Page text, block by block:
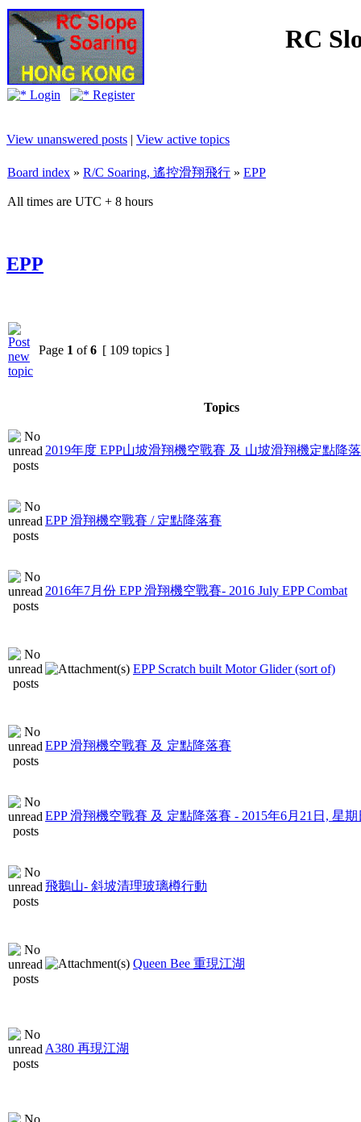
RC
Login Register
View unanswered posts | View active topics
Board index » R/C Soaring, 遙控滑翔飛行 » EPP
All times are UTC + 8 hours
EPP
Page 1 of6 [ 109 topics ]
Topics
2019年度 EPP山坡滑翔機空戰賽 及 山坡滑翔機定點降
EPP 滑翔機空戰賽 / 定點降落賽
2016年7月份 EPP 滑翔機空戰賽- 2016 July EPP Combat
EPP Scratch built Motor Glider (sort of)
EPP 滑翔機空戰賽 及 定點降落賽
EPP 滑翔機空戰賽 及 定點降落賽 - 2015年6月21日, 星期
飛鵝山- 斜坡清理玻璃樽行動
Queen Bee 重現江湖
A380 再現江湖